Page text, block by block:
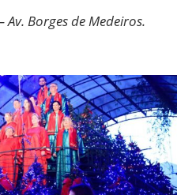
Borges de Medeiros.